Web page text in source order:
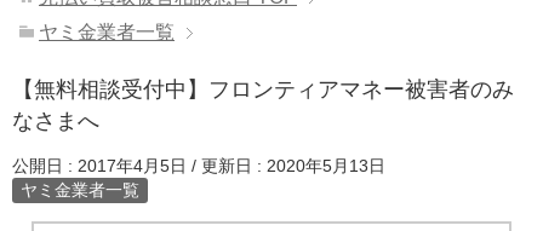
ヤミ金業者一覧
【無料相談受付中】フロンティアマネー被害者のみ
なさまへ
公開日 : 2017年4月5日 / 更新日 : 2020年5月13日
ヤミ金業者一覧